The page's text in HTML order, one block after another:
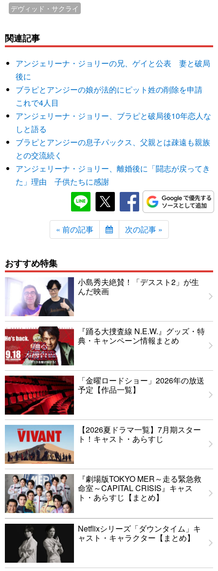
デヴィッド・サクライ
関連記事
アンジェリーナ・ジョリーの兄、ゲイと公表 妻と破局
後に
ブラピとアンジーの娘が法的にピット姓の削除を申請
これで4人目
アンジェリーナ・ジョリー、ブラピと破局後10年恋人な
しと語る
ブラピとアンジーの息子パックス、父親とは疎遠も親族
との交流続く
アンジェリーナ・ジョリー、離婚後に「闘志が戻ってき
た」理由 子供たちに感謝
« 前の記事 次の記事 »
おすすめ特集
小島秀夫絶賛！「デススト2」が生
んだ映画
『踊る大捜査線 N.E.W.』グッズ・特
典・キャンペーン情報まとめ
「金曜ロードショー」2026年の放送
予定【作品一覧】
【2026夏ドラマ一覧】7月期スター
ト！キャスト・あらすじ
『劇場版TOKYO MER～走る緊急救
命室～CAPITAL CRISIS』キャス
ト・あらすじ【まとめ】
Netflixシリーズ「ダウンタイム」キ
ャスト・キャラクター【まとめ】